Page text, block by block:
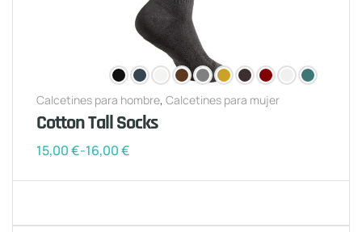
Calcetines para hombre, Calcetines para mujer
Cotton Tall Socks
15,00€-16,00€